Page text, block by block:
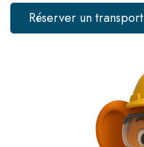
Réserver un transport